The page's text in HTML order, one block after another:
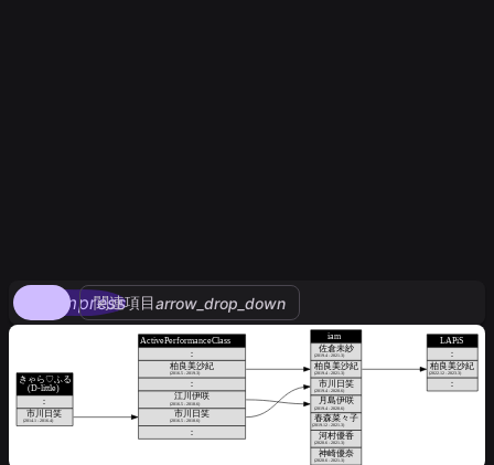
compress
関連項目arrow_drop_down